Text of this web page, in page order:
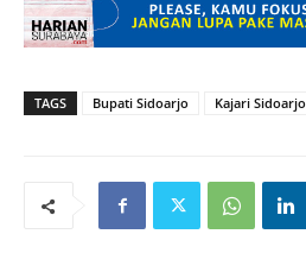
TAGS Bupati Sidoarjo Kajari Sidoarjo